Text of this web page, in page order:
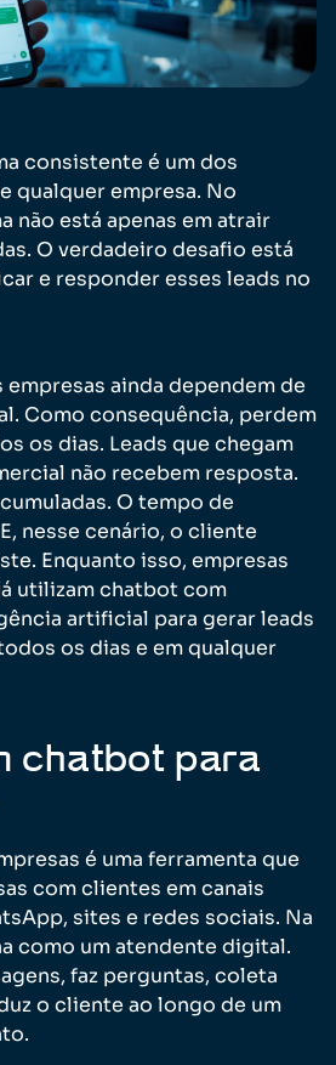
consistente é um dos
qualquer empresa. No
não está apenas em atrair
O verdadeiro desafio está
e responder esses leads no
ainda dependem de
Como consequência, perdem
os dias. Leads que chegam
não recebem resposta.
O tempo de
nesse cenário, o cliente
Enquanto isso, empresas
utilizam chatbot com
artificial para gerar leads
os dias e em qualquer
chatbot para
é uma ferramenta que
com clientes em canais
sites e redes sociais. Na
como um atendente digital.
faz perguntas, coleta
o cliente ao longo de um